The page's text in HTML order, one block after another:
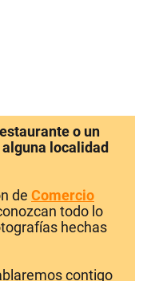
o un
localidad
de Comercio
todo lo
hechas
contigo